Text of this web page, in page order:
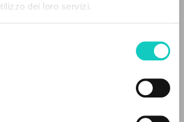
dei loro servizi.
TEXT NELL'EDIZIONE
RISULTATI SUCCESSIVI